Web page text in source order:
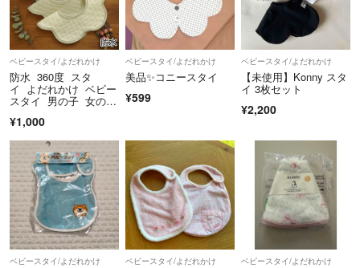
ベビースタイ/よだれかけ
防水 360度 スタ
イ よだれかけ ベビー
スタイ 男の子 女の
¥1,000
ベビースタイ/よだれかけ
美品✨コニースタイ
¥599
ベビースタイ/よだれかけ
【未使用】Konny スタ
イ 3枚セット
¥2,200
ベビースタイ/よだれかけ ベビースタイ/よだれかけ ベビースタイ/よだれかけ